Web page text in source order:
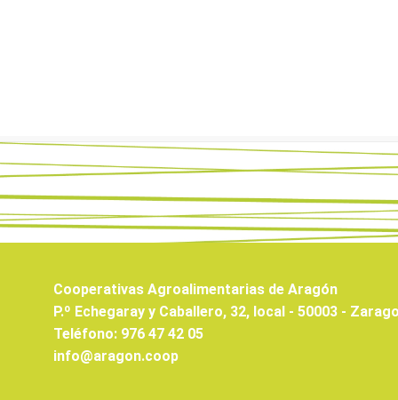
Cooperativas Agroalimentarias de Aragón
P.º Echegaray y Caballero, 32, local - 50003 -
Teléfono: 976 47 42 05
info@aragon.coop